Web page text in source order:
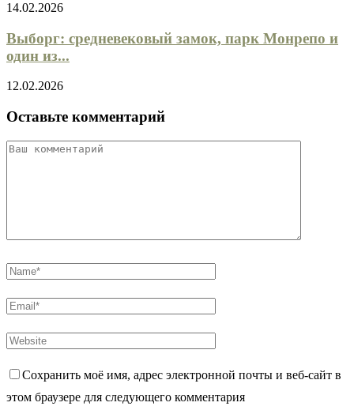
14.02.2026
Выборг: средневековый замок, парк Монрепо и
один из...
12.02.2026
Оставьте комментарий
Сохранить моё имя, адрес электронной почты и веб-сайт в
этом браузере для следующего комментария